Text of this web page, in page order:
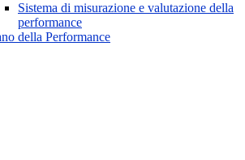
Sistema di misurazione e valutazione della
performance
della Performance